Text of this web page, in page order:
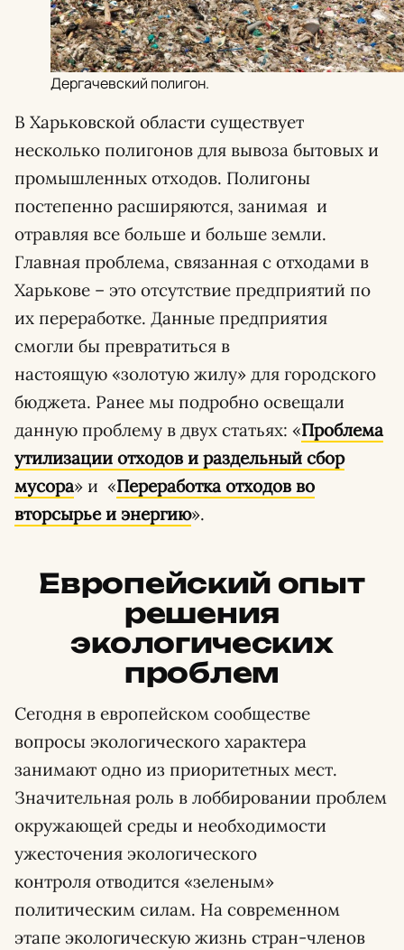
Дергачевский полигон.
В Харьковской области существует
несколько полигонов для вывоза бытовых и
промышленных отходов. Полигоны
постепенно расширяются, занимая и
отравляя все больше и больше земли.
Главная проблема, связанная с отходами в
Харькове – это отсутствие предприятий по
их переработке. Данные предприятия
смогли бы превратиться в
настоящую «золотую жилу» для городского
бюджета. Ранее мы подробно освещали
данную проблему в двух статьях: «Проблема
утилизации отходов и раздельный сбор
мусора» и «Переработка отходов во
вторсырье и энергию».
Европейский опыт
решения
экологических
проблем
Сегодня в европейском сообществе
вопросы экологического характера
занимают одно из приоритетных мест.
Значительная роль в лоббировании проблем
окружающей среды и необходимости
ужесточения экологического
контроля отводится «зеленым»
политическим силам. На современном
этапе экологическую жизнь стран-членов